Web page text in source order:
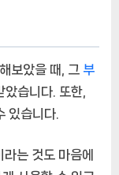
보았을 때, 그 부
았습니다. 또한,
있습니다.
는 것도 마음에